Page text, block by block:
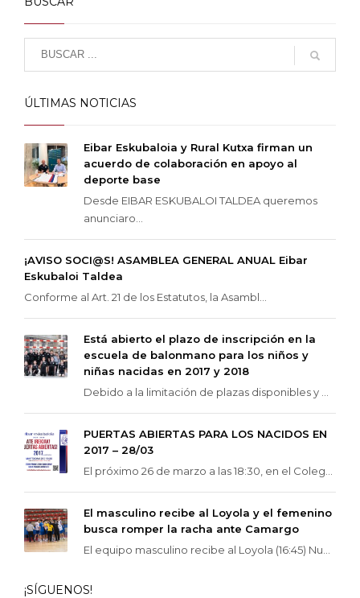
ÚLTIMAS NOTICIAS
Eibar Eskubaloia y Rural Kutxa firman un
acuerdo de colaboración en apoyo al
deporte base
Desde EIBAR ESKUBALOI TALDEA queremos
anunciaro...
¡AVISO SOCI@S! ASAMBLEA GENERAL ANUAL Eibar
Eskubaloi Taldea
Conforme al Art. 21 de los Estatutos, la Asambl...
Está abierto el plazo de inscripción en la
escuela de balonmano para los niños y
niñas nacidas en 2017 y 2018
Debido a la limitación de plazas disponibles y ...
PUERTAS ABIERTAS PARA LOS NACIDOS EN
2017 – 28/03
El próximo 26 de marzo a las 18:30, en el Coleg...
El masculino recibe al Loyola y el femenino
busca romper la racha ante Camargo
El equipo masculino recibe al Loyola (16:45) Nu...
¡SÍGUENOS!